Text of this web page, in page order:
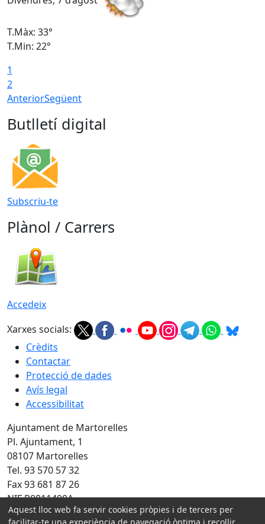
T.Màx: 33°
T.Min: 22°
1
2
AnteriorSegüent
Butlletí digital
Subscriu-te
Plànol / Carrers
Accedeix
Xarxes socials:
Crèdits
Contactar
Protecció de dades
Avís legal
Accessibilitat
Ajuntament de Martorelles
Pl. Ajuntament, 1
08107 Martorelles
Tel. 93 570 57 32
Fax 93 681 87 26
NIF P0811400A
Aquest lloc web fa servir cookies pròpies i de tercers per